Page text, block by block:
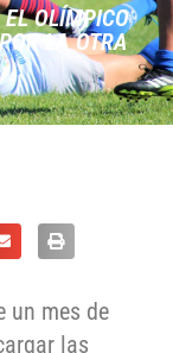
OLÍMPICO
LA OTRA
un mes de
las